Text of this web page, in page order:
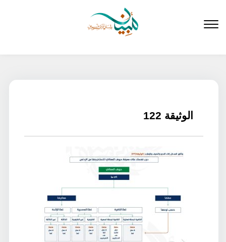
المحتوى
الوثيقة 122